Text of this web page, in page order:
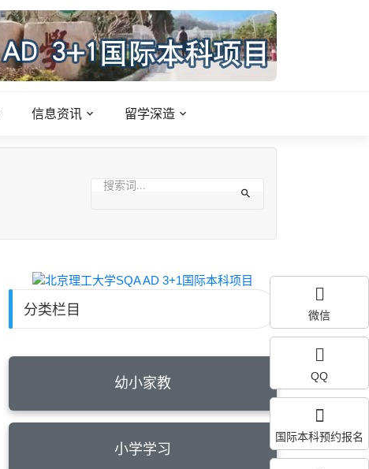
信息资讯 留学深造
分类栏目
幼小家教
小学学习
微信
QQ
国际本科预约报名